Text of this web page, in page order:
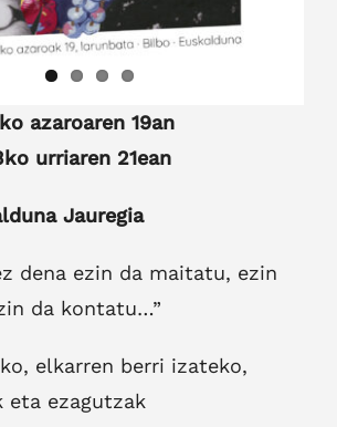
azaroaren 19an
urriaren 21ean
Jauregia
dena ezin da maitatu, ezin
da kontatu…”
elkarren berri izateko,
eta ezagutzak